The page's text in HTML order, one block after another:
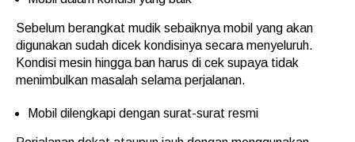
Sebelum berangkat mudik sebaiknya mobil yang akan
digunakan sudah dicek kondisinya secara menyeluruh.
Kondisi mesin hingga ban harus di cek supaya tidak
menimbulkan masalah selama perjalanan.
Mobil dilengkapi dengan surat-surat resmi